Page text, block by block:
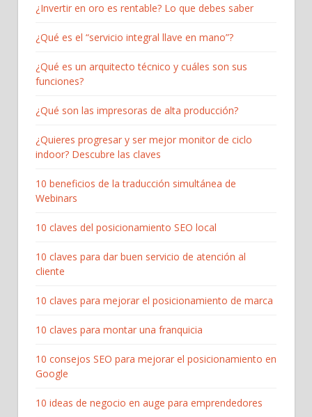
¿Invertir en oro es rentable? Lo que debes saber
¿Qué es el “servicio integral llave en mano”?
¿Qué es un arquitecto técnico y cuáles son sus
funciones?
¿Qué son las impresoras de alta producción?
¿Quieres progresar y ser mejor monitor de ciclo
indoor? Descubre las claves
10 beneficios de la traducción simultánea de
Webinars
10 claves del posicionamiento SEO local
10 claves para dar buen servicio de atención al
cliente
10 claves para mejorar el posicionamiento de marca
10 claves para montar una franquicia
10 consejos SEO para mejorar el posicionamiento en
Google
10 ideas de negocio en auge para emprendedores